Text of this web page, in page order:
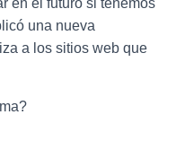
en el futuro si tenemos
una nueva
a los sitios web que